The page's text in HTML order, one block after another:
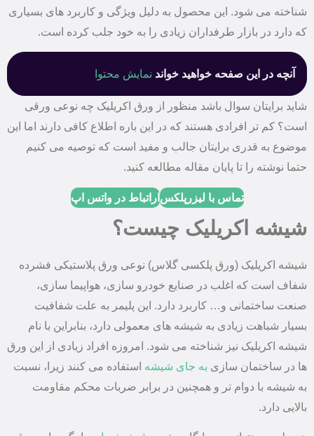
شناخته می شود. این محصول به دلیل ویژگی و کاربرد های بسیاری
که دارد در بازار طرفداران زیادی را به خود جلب کرده است.
آنچه در این صفحه خواهید خواند نمایش محتوا
شاید برایتان سوال باشد منظور از ورق اکریلیک چه نوعی ورقی
است؟ کم تر افرادی هستند که در این باره اطلاع کافی دارند اما این
موضوع به قدری برایتان جالب و مفید است که توصیه می‌ کنیم
حتما نوشته را تا پایان مقاله مطالعه کنید.
تماس با لیزرپلکس اراتباط در واتس اپ
شیشه اکریلیک چیست؟
شیشه اکریلیک (ورق پلکسی گلاس) نوعی ورق پلاستیکی فشرده
شفاف است که اغلب در صنایع خودرو سازی، هواپیما سازی،
صنعت ساختمانی و… کاربرد دارد. این پلیمر به علت شفافیت
بسیار شباهت زیادی به شیشه های معمولی دارد، بنابراین با نام
شیشه اکریلیک نیز شناخته می شود. امروزه افراد زیادی از این ورق
ها در ساختمان سازی به جای شیشه استفاده می کنند زیرا، نسبت
به شیشه با دوام تر و همچنین در برابر ضربات محکم مقاومت
بالایی دارد.